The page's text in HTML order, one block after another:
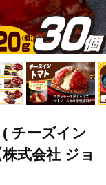
チーズイン
式会社 ジョ